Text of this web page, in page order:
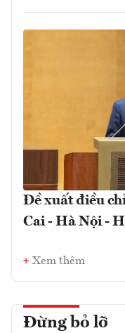
Đề xuất điều
Cai - Hà Nội -
Xem thêm
Đừng bỏ lỡ